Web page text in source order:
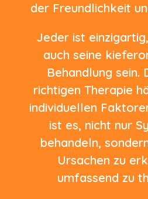
der Freundlichkeit
Jeder ist
auch seine
Behandlung sein.
richtigen Therapie
individuellen
ist es, nicht nur
behandeln,
Ursachen zu
umfassend zu